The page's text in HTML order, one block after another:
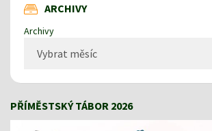
ARCHIVY
Archivy
PŘÍMĚSTSKÝ TÁBOR 2026